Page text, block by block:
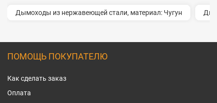
Дымоходы из нержавеющей стали, материал: Чугун
ПОМОЩЬ ПОКУПАТЕЛЮ
Как сделать заказ
Оплата